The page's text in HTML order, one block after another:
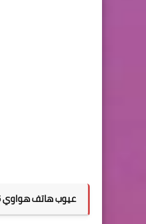
عيوب هاتف هواوي gr5